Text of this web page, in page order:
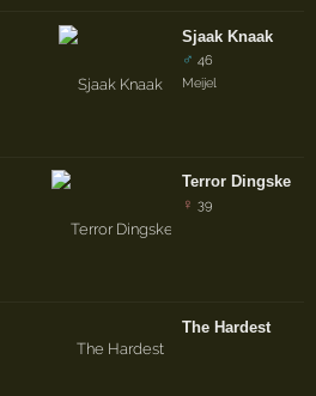
Sjaak Knaak
♂ 46
Meijel
Terror Dingske
♀ 39
The Hardest